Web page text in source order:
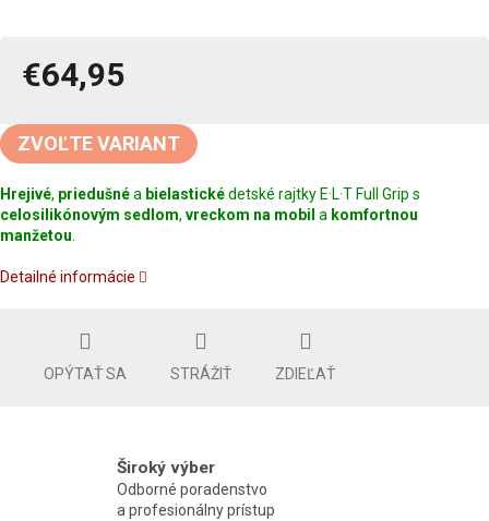
€64,95
cena:
ZVOĽTE VARIANT
Hrejivé, priedušnéa bielastickédetské rajtky E·L·T Full Grip s
celosilikónovým sedlom, vreckom na mobil a komfortnou
manžetou.
Detailné informácie
OPÝTAŤ SA STRÁŽIŤ ZDIEĽAŤ
Široký výber
Odborné poradenstvo
a profesionálny prístup